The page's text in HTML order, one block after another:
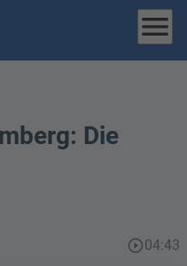
menu
Die
play_circle_outline04:43